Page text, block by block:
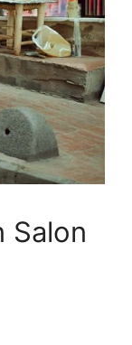
Salon